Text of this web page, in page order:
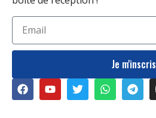
Je m'inscris